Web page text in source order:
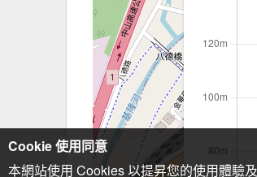
Cookie 使用同意
本網站使用 Cookies 以提昇您的使用體驗